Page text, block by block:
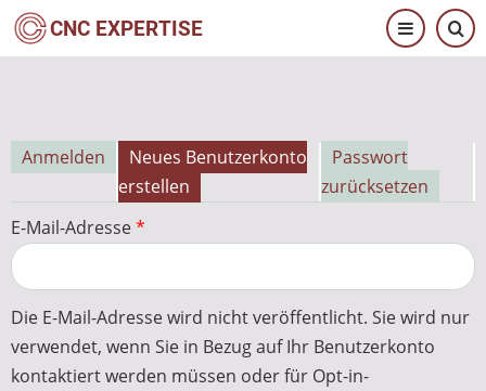
Direkt
zum
CNC EXPERTISE
Primäre
Reiter
Anmelden
Neues Benutzerkonto
erstellen
Passwort
zurücksetzen
E-Mail-Adresse
Die E-Mail-Adresse wird nicht veröffentlicht. Sie wird nur
verwendet, wenn Sie in Bezug auf Ihr Benutzerkonto
kontaktiert werden müssen oder für Opt-in-